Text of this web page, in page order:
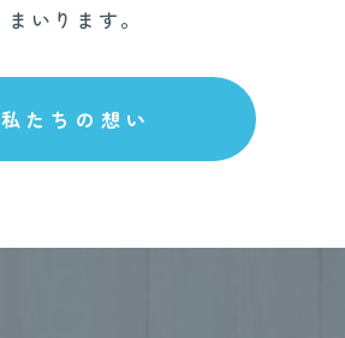
まいります。
私たちの想い